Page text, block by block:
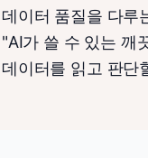
데이터 품질을 다루
"AI가 쓸 수 있는 깨
데이터를 읽고 판단